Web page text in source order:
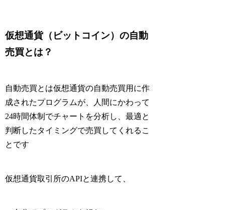
仮想通貨（ビットコイン）の自動
売買とは？
自動売買とは仮想通貨の自動売買用に作
成されたプログラムが、
人間にかわって
24時間体制でチャートを分析し、最適と
判断したタイミングで売買してくれるこ
と です
仮想通貨取引所のAPIと連携して、